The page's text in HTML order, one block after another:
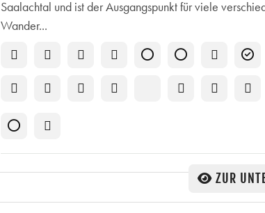
Saalachtal und ist der Ausgangspunkt für viele
Wander...
ZUR